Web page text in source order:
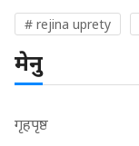
# rejina uprety
मेनु
गृहपृष्ठ